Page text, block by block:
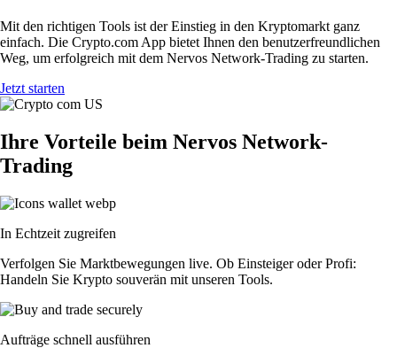
Mit den richtigen Tools ist der Einstieg in den Kryptomarkt ganz
einfach. Die Crypto.com App bietet Ihnen den benutzerfreundlichen
Weg, um erfolgreich mit dem Nervos Network-Trading zu starten.
Jetzt starten
Ihre Vorteile beim Nervos Network-
Trading
In Echtzeit zugreifen
Verfolgen Sie Marktbewegungen live. Ob Einsteiger oder Profi:
Handeln Sie Krypto souverän mit unseren Tools.
Aufträge schnell ausführen